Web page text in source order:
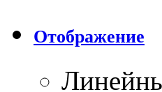
Отображение